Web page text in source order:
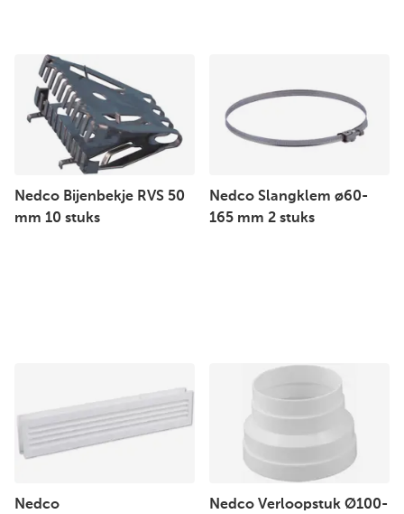
Nedco Bijenbekje RVS 50
mm 10 stuks
Nedco Slangklem ø60-
165 mm 2 stuks
Nedco
Nedco Verloopstuk Ø100-